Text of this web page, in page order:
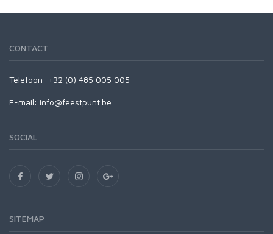
CONTACT
Telefoon: +32 (0) 485 005 005
E-mail: info@feestpunt.be
SOCIAL
SITEMAP